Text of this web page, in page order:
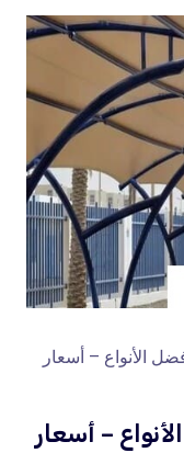
الأنواع – أسعار
– أسعار